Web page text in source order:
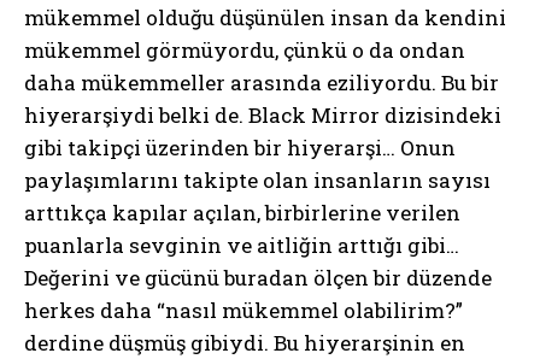
mükemmel olduğu düşünülen insan da kendini
mükemmel görmüyordu, çünkü o da ondan
daha mükemmeller arasında eziliyordu. Bu bir
hiyerarşiydi belki de. Black Mirror dizisindeki
gibi takipçi üzerinden bir hiyerarşi… Onun
paylaşımlarını takipte olan insanların sayısı
arttıkça kapılar açılan, birbirlerine verilen
puanlarla sevginin ve aitliğin arttığı gibi…
Değerini ve gücünü buradan ölçen bir düzende
herkes daha “nasıl mükemmel olabilirim?”
derdine düşmüş gibiydi. Bu hiyerarşinin en